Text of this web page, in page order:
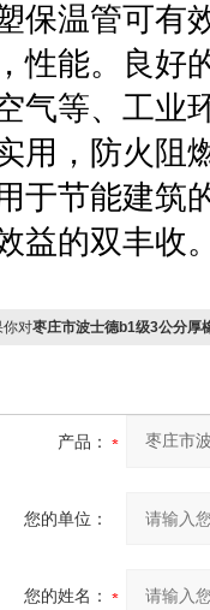
保温管可有
性能。良好
气等、工业
用，防火阻
于节能建筑
益的双丰收
对枣庄市波士德b1级3公分厚
产品：
您的单位：
您的姓名：